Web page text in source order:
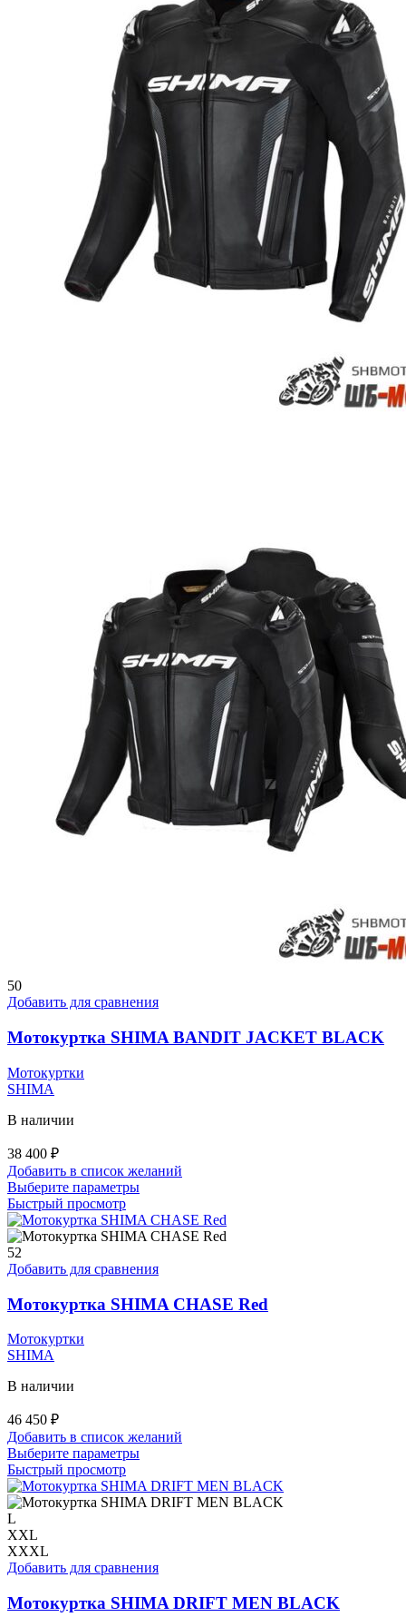
товара.
50
Добавить для сравнения
Мотокуртка SHIMA BANDIT JACKET BLACK
Мотокуртки
SHIMA
В наличии
38 400 ₽
Добавить в список желаний
Выберите параметрыЭтот
имеет
несколько
Опции
выбрать
на
Быстрый просмотр
52
Добавить для сравнения
Мотокуртка SHIMA CHASE Red
Мотокуртки
SHIMA
В наличии
46 450 ₽
Добавить в список желаний
Выберите параметрыЭтот
имеет
несколько
выбрать
странице
Быстрый просмотр
L
XXL
XXXL
Добавить для сравнения
Мотокуртка SHIMA DRIFT MEN BLACK